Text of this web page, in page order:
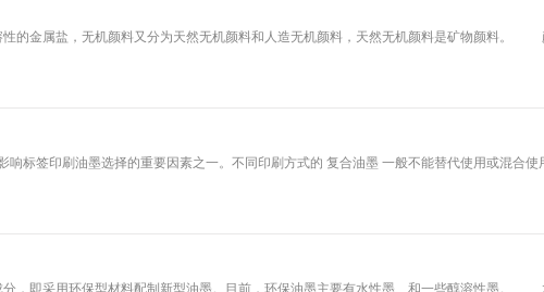
属盐，无机颜料又分为天然无机颜料和人造无机颜料，天然无机颜料是矿物颜料。 颜
印刷油墨选择的重要因素之一。不同印刷方式的 复合油墨 一般不能替代使用或混合使
采用环保型材料配制新型油墨。目前，环保油墨主要有水性墨、和一些醇溶性墨。